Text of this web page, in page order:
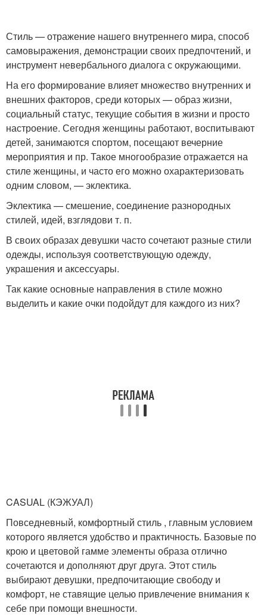
Стиль — отражение нашего внутреннего мира, способ
самовыражения, демонстрации своих предпочтений, и
инструмент невербального диалога с окружающими.
На его формирование влияет множество внутренних и
внешних факторов, среди которых — образ жизни,
социальный статус, текущие события в жизни и просто
настроение. Сегодня женщины работают, воспитывают
детей, занимаются спортом, посещают вечерние
мероприятия и пр. Такое многообразие отражается на
стиле женщины, и часто его можно охарактеризовать
одним словом, — эклектика.
Эклектика — смешение, соединение разнородных
стилей, идей, взглядови т. п.
В своих образах девушки часто сочетают разные стили
одежды, используя соответствующую одежду,
украшения и аксессуары.
Так какие основные направления в стиле можно
выделить и какие очки подойдут для каждого из них?
CASUAL (КЭЖУАЛ)
Повседневный, комфортный стиль , главным условием
которого является удобство и практичность. Базовые по
крою и цветовой гамме элементы образа отлично
сочетаются и дополняют друг друга. Этот стиль
выбирают девушки, предпочитающие свободу и
комфорт, не ставящие целью привлечение внимания к
себе при помощи внешности.